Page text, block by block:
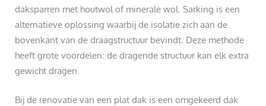
daksparren met houtwol of minerale wol. Sarking is een
alternatieve oplossing waarbij de isolatie zich aan de
bovenkant van de draagstructuur bevindt. Deze methode
heeft grote voordelen: de dragende structuur kan elk extra
gewicht dragen.
Bij de renovatie van een plat dak is een omgekeerd dak